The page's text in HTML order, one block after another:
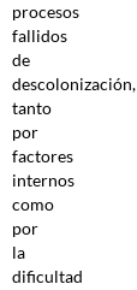
procesos
fallidos
de
descolonización,
tanto
por
factores
internos
como
por
la
dificultad